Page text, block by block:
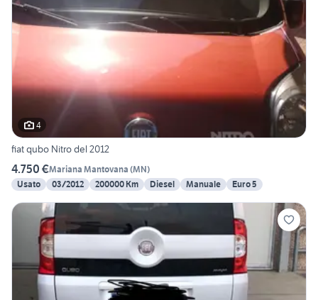
4
fiat qubo Nitro del 2012
4.750 €Mariana Mantovana (MN)
Usato
03/2012 200000 Km Diesel Manuale Euro 5